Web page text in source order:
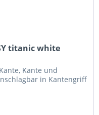
titanic white
Kante und
in Kantengriff